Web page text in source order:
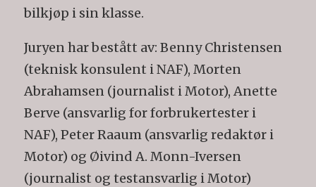
bilkjøp i sin klasse.
Juryen har bestått av: Benny Christensen
(teknisk konsulent i NAF), Morten
Abrahamsen (journalist i Motor), Anette
Berve (ansvarlig for forbrukertester i
NAF), Peter Raaum (ansvarlig redaktør i
Motor) og Øivind A. Monn-Iversen
(journalist og testansvarlig i Motor)